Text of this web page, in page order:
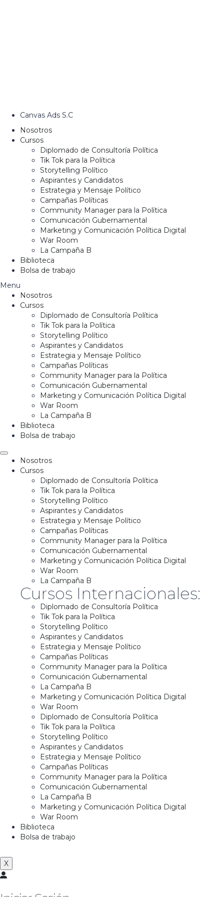
Canvas Ads S.C
Nosotros
Cursos
Diplomado de Consultoría Política
Tik Tok para la Política
Storytelling Político
Aspirantes y Candidatos
Estrategia y Mensaje Político
Campañas Políticas
Community Manager para la Política
Comunicación Gubernamental
Marketing y Comunicación Política Digital
War Room
La Campaña B
Biblioteca
Bolsa de trabajo
Menu
Nosotros
Cursos
Diplomado de Consultoría Política
Tik Tok para la Política
Storytelling Político
Aspirantes y Candidatos
Estrategia y Mensaje Político
Campañas Políticas
Community Manager para la Política
Comunicación Gubernamental
Marketing y Comunicación Política Digital
War Room
La Campaña B
Biblioteca
Bolsa de trabajo
Nosotros
Cursos
Diplomado de Consultoría Política
Tik Tok para la Política
Storytelling Político
Aspirantes y Candidatos
Estrategia y Mensaje Político
Campañas Políticas
Community Manager para la Política
Comunicación Gubernamental
Marketing y Comunicación Política Digital
War Room
La Campaña B
Cursos Internacionales:
Diplomado de Consultoría Política
Tik Tok para la Política
Storytelling Político
Aspirantes y Candidatos
Estrategia y Mensaje Político
Campañas Políticas
Community Manager para la Política
Comunicación Gubernamental
La Campaña B
Marketing y Comunicación Política Digital
War Room
Diplomado de Consultoría Política
Tik Tok para la Política
Storytelling Político
Aspirantes y Candidatos
Estrategia y Mensaje Político
Campañas Políticas
Community Manager para la Política
Comunicación Gubernamental
La Campaña B
Marketing y Comunicación Política Digital
War Room
Biblioteca
Bolsa de trabajo
X